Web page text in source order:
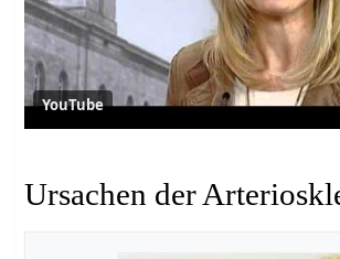
YouTube
Ursachen der